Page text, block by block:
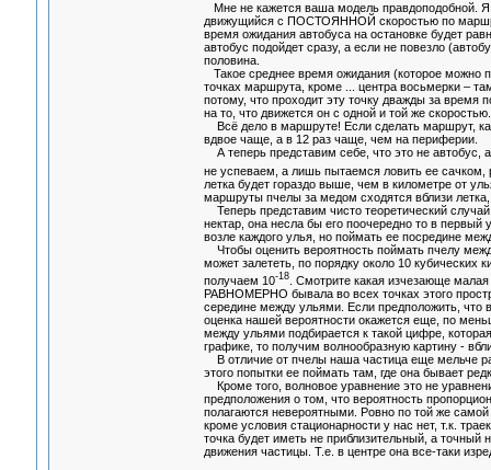
Мне не кажется ваша модель правдоподобной. Я
движущийся с ПОСТОЯННОЙ скоростью по
время ожидания автобуса на остановке будет
автобус подойдет сразу, а если не повезло
половина.
Такое среднее время ожидания (которое можно
точках маршрута, кроме ... центра восьмерки –
потому, что проходит эту точку дважды за время
на то, что движется он с одной и той же скоростью.
Всё дело в маршруте! Если сделать маршрут,
вдвое чаще, а в 12 раз чаще, чем на периферии.
А теперь представим себе, что это не автобус,
не успеваем, а лишь пытаемся ловить ее сачком,
летка будет гораздо выше, чем в километре от
маршруты пчелы за медом сходятся вблизи
Теперь представим чисто теоретический
нектар, она несла бы его поочередно то в
возле каждого улья, но поймать ее посредине
Чтобы оценить вероятность поймать пчелу
может залететь, по порядку около 10 кубических
получаем 10-18. Смотрите какая изчезающе малая
РАВНОМЕРНО бывала во всех точках этого
середине между ульями. Если предположить, что
оценка нашей вероятности окажется еще, по
между ульями подбирается к такой цифре,
графике, то получим волнообразную картину -
В отличие от пчелы наша частица еще мельче
этого попытки ее поймать там, где она бывает
Кроме того, волновое уравнение это не
предположения о том, что вероятность
полагаются невероятными. Ровно по той же
кроме условия стационарности у нас нет, т.к.
точка будет иметь не приблизительный, а точный
движения частицы. Т.е. в центре она все-таки